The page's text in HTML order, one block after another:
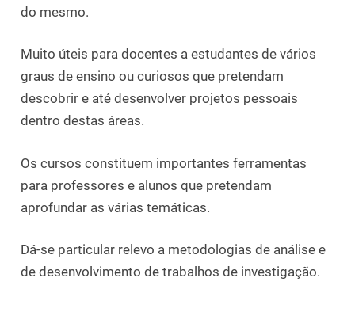
do mesmo.
Muito úteis para docentes a estudantes de vários
graus de ensino ou curiosos que pretendam
descobrir e até desenvolver projetos pessoais
dentro destas áreas.
Os cursos constituem importantes ferramentas
para professores e alunos que pretendam
aprofundar as várias temáticas.
Dá-se particular relevo a metodologias de análise e
de desenvolvimento de trabalhos de investigação.